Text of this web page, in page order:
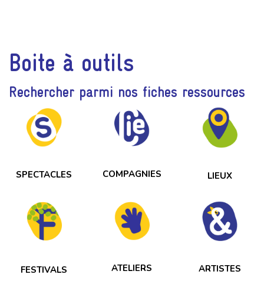
Boite à outils
Rechercher parmi nos fiches ressources
SPECTACLES COMPAGNIES LIEUX
FESTIVALS ATELIERS ARTISTES